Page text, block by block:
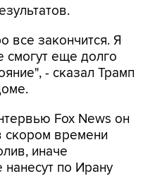
все закончится. Я
смогут еще долго
- сказал Трамп
Fox News он
скором времени
иначе
по Ирану